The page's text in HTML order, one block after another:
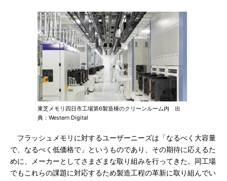
東芝メモリ四日市工場第6製造棟のクリーンルーム内 出
典：Western Digital
フラッシュメモリに対するユーザーニーズは「なるべく大容量
で、なるべく低価格で」というものであり、その期待に応えるた
めに、メーカーとしてさまざまな取り組みを行ってきた。同工場
でもこれらの課題に対応するため製造工程の革新に取り組んでい